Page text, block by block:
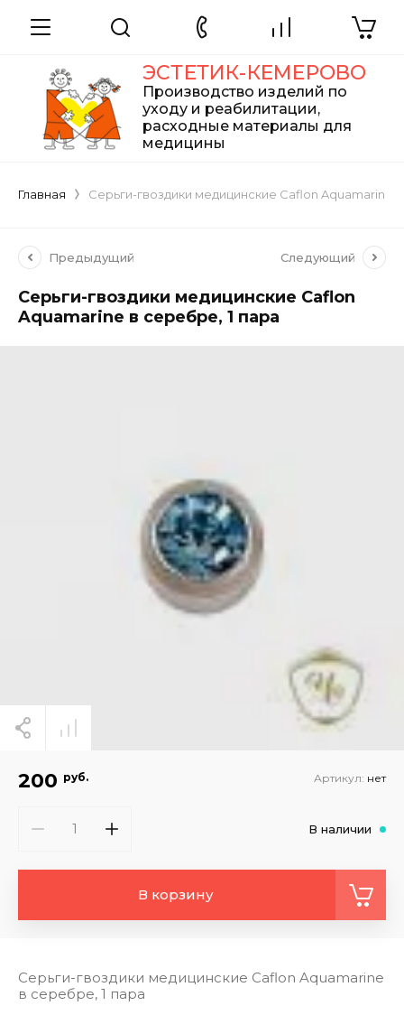
ЭСТЕТИК-КЕМЕРОВО
Производство изделий по
уходу и реабилитации,
расходные материалы для
медицины
Главная Серьги-гвоздики медицинские Caflon Aquamarine
Предыдущий Следующий
Серьги-гвоздики медицинские Caflon
Aquamarine в серебре, 1 пара
Серьги-гвоздики медицинские Caflon Aquamarine
в серебре, 1 пара
200 руб. Артикул: нет
В наличии
В корзину